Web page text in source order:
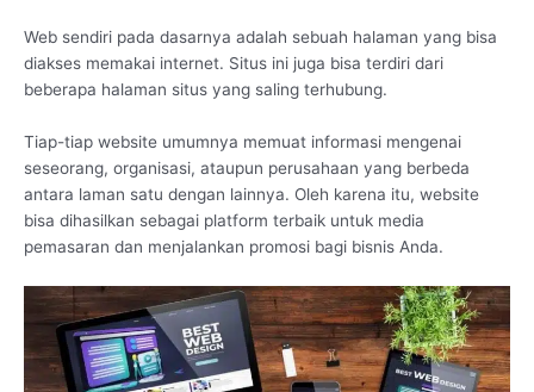
Web sendiri pada dasarnya adalah sebuah halaman yang bisa
diakses memakai internet. Situs ini juga bisa terdiri dari
beberapa halaman situs yang saling terhubung.
Tiap-tiap website umumnya memuat informasi mengenai
seseorang, organisasi, ataupun perusahaan yang berbeda
antara laman satu dengan lainnya. Oleh karena itu, website
bisa dihasilkan sebagai platform terbaik untuk media
pemasaran dan menjalankan promosi bagi bisnis Anda.